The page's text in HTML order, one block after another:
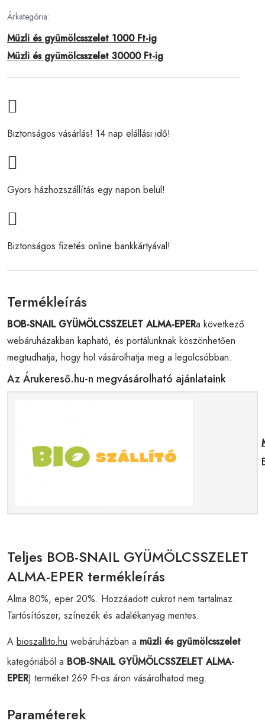
Árkategória:
Müzli és gyümölcsszelet 1000 Ft-ig
Müzli és gyümölcsszelet 30000 Ft-ig
Biztonságos vásárlás! 14 nap elállási idő!
Gyors házhozszállítás egy napon belül!
Biztonságos fizetés online bankkártyával!
Termékleírás
BOB-SNAIL GYÜMÖLCSSZELET ALMA-EPERa következő
webáruházakban kapható, és portálunknak köszönhetően
megtudhatja, hogy hol vásárolhatja meg a legolcsóbban.
Az Árukereső.hu-n megvásárolható ajánlataink
Teljes BOB-SNAIL GYÜMÖLCSSZELET
ALMA-EPER termékleírás
Alma 80%, eper 20%. Hozzáadott cukrot nem tartalmaz.
Tartósítószer, színezék és adalékanyag mentes.
A bioszallito.hu webáruházban a müzli és gyümölcsszelet
kategóriából a BOB-SNAIL GYÜMÖLCSSZELET ALMA-
EPER) terméket 269 Ft-os áron vásárolhatod meg.
Paraméterek